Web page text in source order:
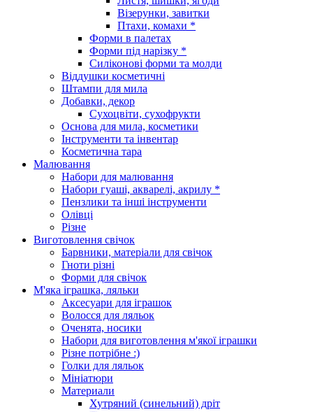
Візерунки, завитки
Птахи, комахи *
Форми в палетах
Форми під нарізку *
Силіконові форми та молди
Віддушки косметичні
Штампи для мила
Добавки, декор
Сухоцвіти, сухофрукти
Основа для мила, косметики
Інструменти та інвентар
Косметична тара
Малювання
Набори для малювання
Набори гуаші, акварелі, акрилу *
Пензлики та інші інструменти
Олівці
Різне
Виготовлення свічок
Барвники, матеріали для свічок
Гноти різні
Форми для свічок
М'яка іграшка, ляльки
Аксесуари для іграшок
Волосся для ляльок
Оченята, носики
Набори для виготовлення м'якої іграшки
Різне потрібне :)
Голки для ляльок
Мініатюри
Материали
Хутряний (синельний) дріт